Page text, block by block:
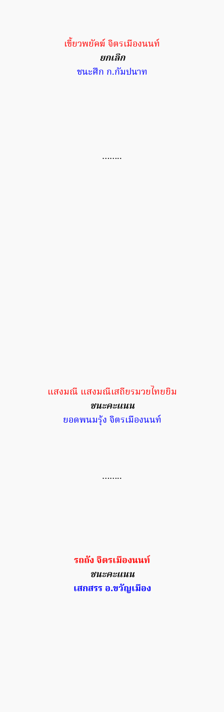
เขี้ยวพยัคฆ์ จิตรเมืองนนท์
ยกเลิก
ชนะศึก ก.กัมปนาท
……..
แสงมณี แสงมณีเสถียรมวยไทยยิม
ชนะคะแนน
ยอดพนมรุ้ง จิตรเมืองนนท์
……..
รถถัง จิตรเมืองนนท์
ชนะคะแนน
เสกสรร อ.ขวัญเมือง